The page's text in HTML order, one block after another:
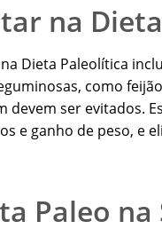
na
Dieta Paleolítica
como
ser evitados.
e ganho de peso, e
Paleo na